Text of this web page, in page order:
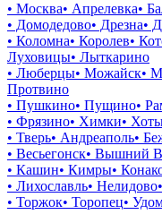
• Москва• Апрелевка•
• Домодедово• Дрезна•
• Коломна• Королев•
Луховицы• Лыткарино
• Люберцы• Можайск•
Протвино
• Пушкино• Пущино•
• Фрязино• Химки•
• Тверь• Андреаполь•
• Весьегонск• Вышний
• Кашин• Кимры•
• Лихославль• Нелидово
• Торжок• Торопец•